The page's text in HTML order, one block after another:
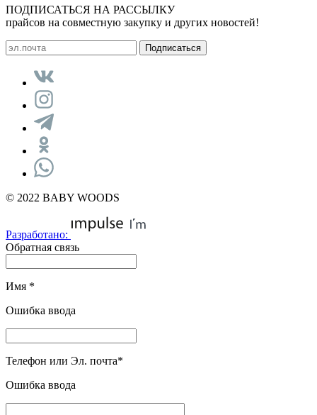
ПОДПИСАТЬСЯ НА РАССЫЛКУ
прайсов на совместную закупку и других новостей!
© 2022 BABY WOODS
Разработано:
Обратная связь
Имя *
Ошибка ввода
Телефон или Эл. почта*
Ошибка ввода